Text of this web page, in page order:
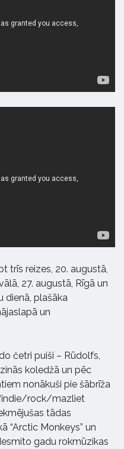
trīs reizes, 20. augustā,
27. augustā, Rīgā un
dienā, plašāka
un
četri puiši – Rūdolfs,
koledžā un pēc
nonākuši pie šābrīža
rock/mazliet
tādas
“Arctic Monkeys” un
gadu rokmūzikas